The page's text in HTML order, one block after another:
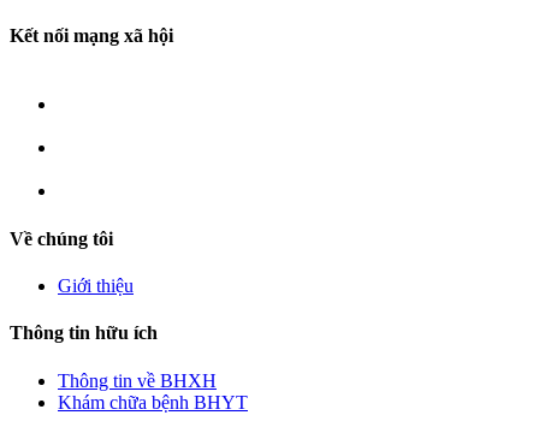
Kết nối mạng xã hội
Về chúng tôi
Giới thiệu
Thông tin hữu ích
Thông tin về BHXH
Khám chữa bệnh BHYT